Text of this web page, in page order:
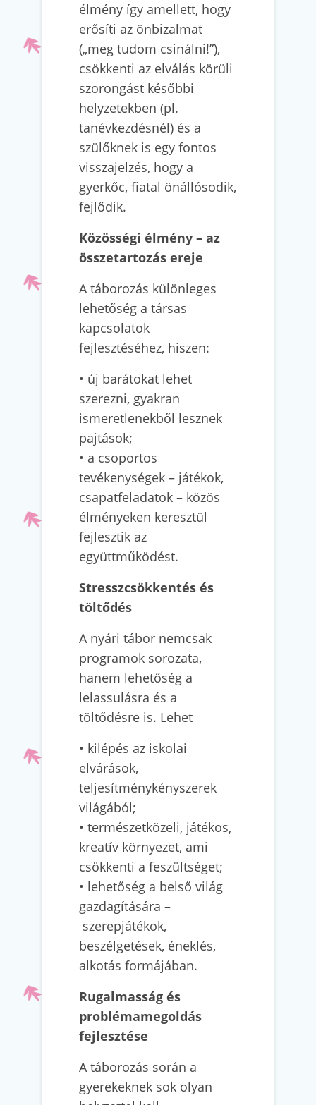
élmény így amellett, hogy
erősíti az önbizalmat
(„meg tudom csinálni!”),
csökkenti az elválás körüli
szorongást későbbi
helyzetekben (pl.
tanévkezdésnél) és a
szülőknek is egy fontos
visszajelzés, hogy a
gyerkőc, fiatal önállósodik,
fejlődik.
Közösségi élmény – az
összetartozás ereje
A táborozás különleges
lehetőség a társas
kapcsolatok
fejlesztéséhez, hiszen:
• új barátokat lehet
szerezni, gyakran
ismeretlenekből lesznek
pajtások;
• a csoportos
tevékenységek – játékok,
csapatfeladatok – közös
élményeken keresztül
fejlesztik az
együttműködést.
Stresszcsökkentés és
töltődés
A nyári tábor nemcsak
programok sorozata,
hanem lehetőség a
lelassulásra és a
töltődésre is. Lehet
• kilépés az iskolai
elvárások,
teljesítménykényszerek
világából;
• természetközeli, játékos,
kreatív környezet, ami
csökkenti a feszültséget;
• lehetőség a belső világ
gazdagítására –
szerepjátékok,
beszélgetések, éneklés,
alkotás formájában.
Rugalmasság és
problémamegoldás
fejlesztése
A táborozás során a
gyerekeknek sok olyan